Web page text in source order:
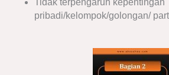
Tidak terpengaruh kepentingan
pribadi/kelompok/golongan/